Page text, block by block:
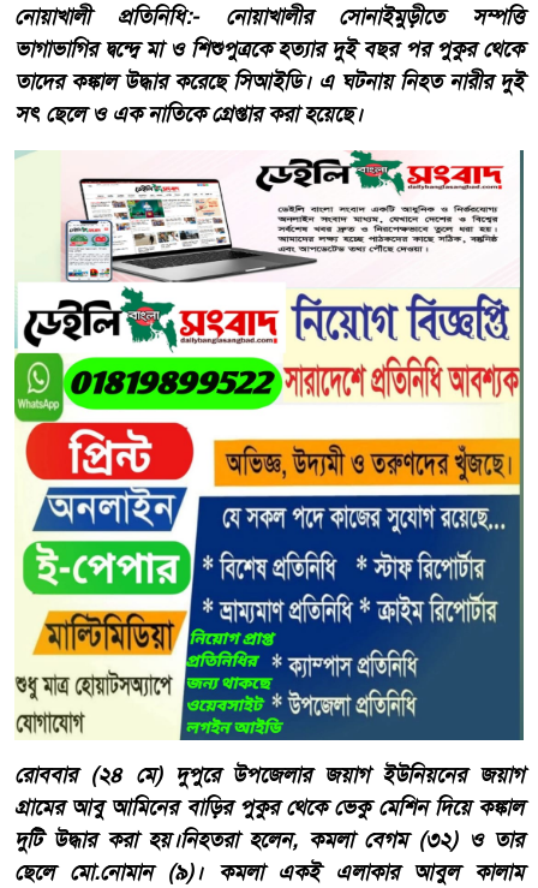
নোয়াখালী প্রতিনিধি:- নোয়াখালীর সোনাইমুড়ীতে সম্পত্তি
ভাগাভাগির দ্বন্দ্বে মা ও শিশুপুত্রকে হত্যার দুই বছর পর পুকুর থেকে
তাদের কঙ্কাল উদ্ধার করেছে সিআইডি। এ ঘটনায় নিহত নারীর দুই
সৎ ছেলে ও এক নাতিকে গ্রেপ্তার করা হয়েছে।
রোববার (২৪ মে) দুপুরে উপজেলার জয়াগ ইউনিয়নের জয়াগ
গ্রামের আবু আমিনের বাড়ির পুকুর থেকে ভেকু মেশিন দিয়ে কঙ্কাল
দুটি উদ্ধার করা হয়।নিহতরা হলেন, কমলা বেগম (৩২) ও তার
ছেলে মো.নোমান (৯)। কমলা একই এলাকার আবুল কালাম